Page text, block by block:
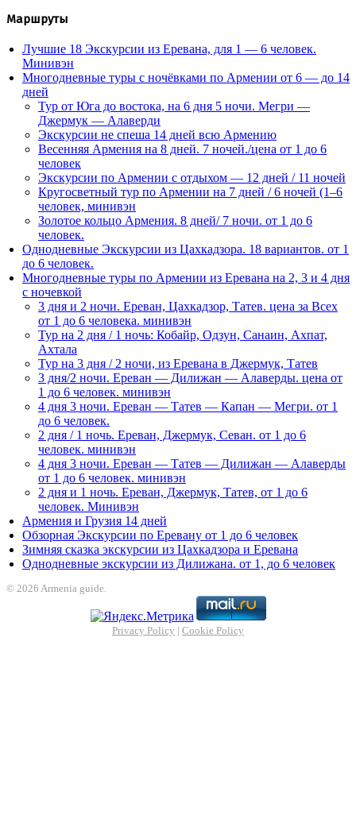
Маршруты
Лучшие 18 Экскурсии из Еревана, для 1 — 6 человек.
Минивэн
Многодневные туры с ночёвками по Армении от 6 — до 14
дней
Тур от Юга до востока, на 6 дня 5 ночи. Мегри —
Джермук — Алаверди
Экскурсии не спеша 14 дней всю Армению
Весенняя Армения на 8 дней. 7 ночей./цена от 1 до 6
человек
Экскурсии по Армении с отдыхом — 12 дней / 11 ночей
Кругосветный тур по Армении на 7 дней / 6 ночей (1–6
человек, минивэн
Золотое кольцо Армения. 8 дней/ 7 ночи. от 1 до 6
человек.
Однодневные Экскурсии из Цахкадзора. 18 вариантов. от 1
до 6 человек.
Многодневные туры по Армении из Еревана на 2, 3 и 4 дня
с ночевкой
3 дня и 2 ночи. Ереван, Цахкадзор, Татев. цена за Всех
от 1 до 6 человека. минивэн
Тур на 2 дня / 1 ночь: Кобайр, Одзун, Санаин, Ахпат,
Ахтала
Тур на 3 дня / 2 ночи, из Еревана в Джермук, Татев
3 дня/2 ночи. Ереван — Дилижан — Алаверды. цена от
1 до 6 человек. минивэн
4 дня 3 ночи. Ереван — Татев — Капан — Мегри. от 1
до 6 человек.
2 дня / 1 ночь. Ереван, Джермук, Севан. от 1 до 6
человек. минивэн
4 дня 3 ночи. Ереван — Татев — Дилижан — Алаверды
от 1 до 6 человек. минивэн
2 дня и 1 ночь. Ереван, Джермук, Татев, от 1 до 6
человек. Минивэн
Армения и Грузия 14 дней
Обзорная Экскурсии по Еревану от 1 до 6 человек
Зимняя сказка экскурсии из Цахкадзора и Еревана
Однодневные экскурсии из Дилижана. от 1, до 6 человек
© 2026 Armenia guide.
Privacy Policy | Cookie Policy